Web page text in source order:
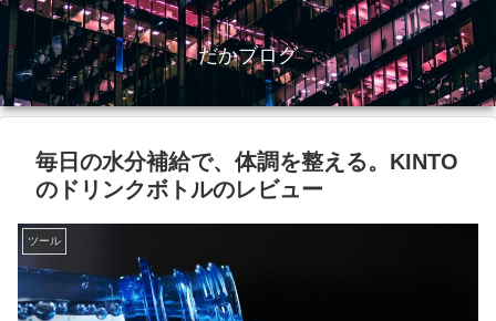
だかブログ
毎日の水分補給で、体調を整える。KINTO
のドリンクボトルのレビュー
ツール